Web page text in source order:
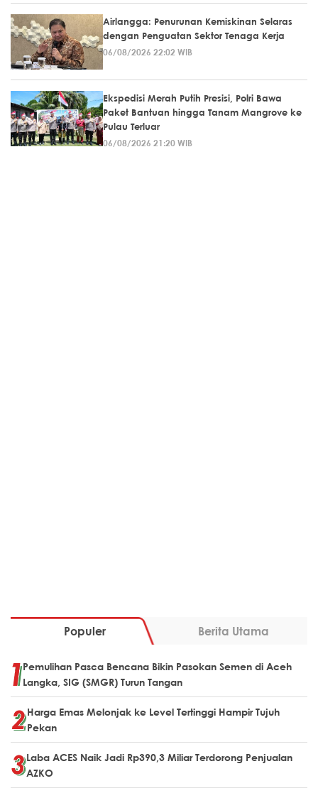
Airlangga: Penurunan Kemiskinan Selaras
dengan Penguatan Sektor Tenaga Kerja
06/08/2026 22:02 WIB
Ekspedisi Merah Putih Presisi, Polri Bawa
Paket Bantuan hingga Tanam Mangrove ke
Pulau Terluar
06/08/2026 21:20 WIB
Populer Berita Utama
Pemulihan Pasca Bencana Bikin Pasokan Semen di Aceh
Langka, SIG (SMGR) Turun Tangan
Harga Emas Melonjak ke Level Tertinggi Hampir Tujuh
Pekan
Laba ACES Naik Jadi Rp390,3 Miliar Terdorong Penjualan
AZKO